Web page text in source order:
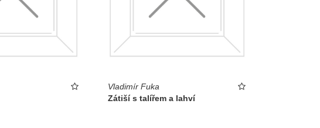
Vladimír Fuka
Zátiší s talířem a lahví